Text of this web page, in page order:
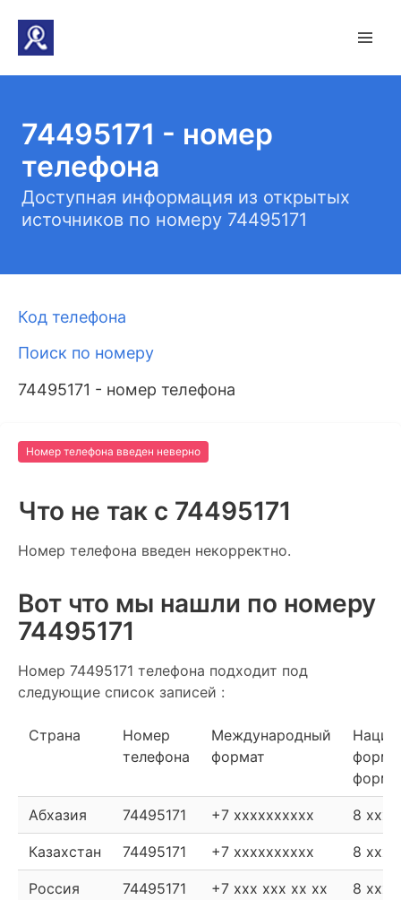
74495171 - номер
телефона
Доступная информация из открытых
источников по номеру 74495171
Код телефона
Поиск по номеру
74495171 - номер телефона
Номер телефона введен неверно
Что не так c 74495171
Номер телефона введен некорректно.
Вот что мы нашли по номеру
74495171
Номер 74495171 телефона подходит под
следующие список записей :
Страна
Номер
телефона
Международный
формат
Абхазия 74495171 +7 xxxxxxxxxx 8
Казахстан 74495171 +7 xxxxxxxxxx 8
Россия 74495171 +7 xxx xxx xx xx
8 xxx